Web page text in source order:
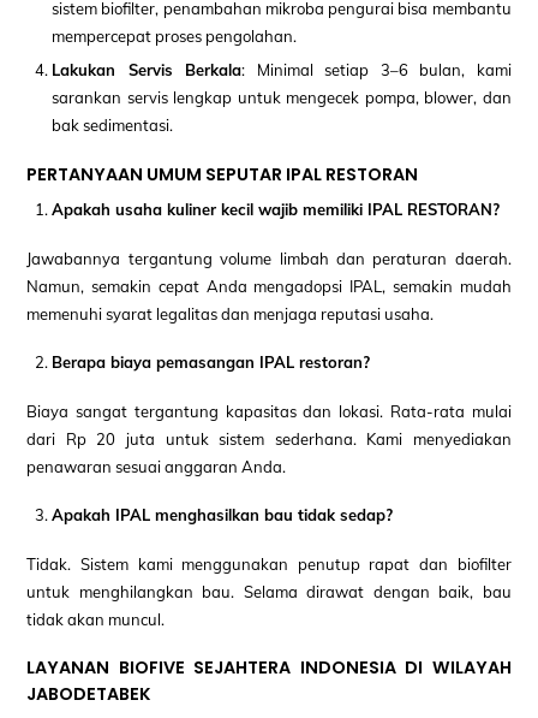
sistem biofilter, penambahan mikroba pengurai bisa membantu
mempercepat proses pengolahan.
Lakukan Servis Berkala: Minimal setiap 3–6 bulan, kami
sarankan servis lengkap untuk mengecek pompa, blower, dan
bak sedimentasi.
PERTANYAAN UMUM SEPUTAR IPAL RESTORAN
Apakah usaha kuliner kecil wajib memiliki IPAL RESTORAN?
Jawabannya tergantung volume limbah dan peraturan daerah.
Namun, semakin cepat Anda mengadopsi IPAL, semakin mudah
memenuhi syarat legalitas dan menjaga reputasi usaha.
Berapa biaya pemasangan IPAL restoran?
Biaya sangat tergantung kapasitas dan lokasi. Rata-rata mulai
dari Rp 20 juta untuk sistem sederhana. Kami menyediakan
penawaran sesuai anggaran Anda.
Apakah IPAL menghasilkan bau tidak sedap?
Tidak. Sistem kami menggunakan penutup rapat dan biofilter
untuk menghilangkan bau. Selama dirawat dengan baik, bau
tidak akan muncul.
LAYANAN BIOFIVE SEJAHTERA INDONESIA DI WILAYAH
JABODETABEK